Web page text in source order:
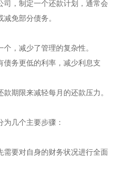
，制定一个还款计划，通常会
免部分债务。
，减少了管理的复杂性。
债务更低的利率，减少利息支
期限来减轻每月的还款压力。
几个主要步骤：
需要对自身的财务状况进行全面